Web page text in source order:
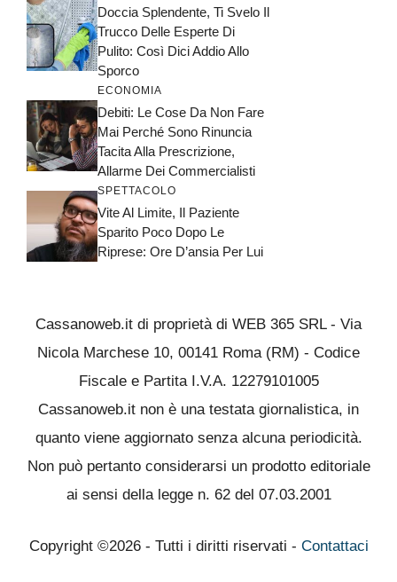
Doccia Splendente, Ti Svelo Il
Trucco Delle Esperte Di
Pulito: Così Dici Addio Allo
Sporco
ECONOMIA
Debiti: Le Cose Da Non Fare
Mai Perché Sono Rinuncia
Tacita Alla Prescrizione,
Allarme Dei Commercialisti
SPETTACOLO
Vite Al Limite, Il Paziente
Sparito Poco Dopo Le
Riprese: Ore D’ansia Per Lui
Cassanoweb.it di proprietà di WEB 365 SRL - Via
Nicola Marchese 10, 00141 Roma (RM) - Codice
Fiscale e Partita I.V.A. 12279101005
Cassanoweb.it non è una testata giornalistica, in
quanto viene aggiornato senza alcuna periodicità.
Non può pertanto considerarsi un prodotto editoriale
ai sensi della legge n. 62 del 07.03.2001
Copyright ©2026 - Tutti i diritti riservati - Contattaci